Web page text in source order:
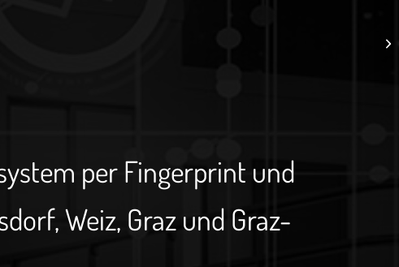
per Fingerprint und
Weiz, Graz und Graz-